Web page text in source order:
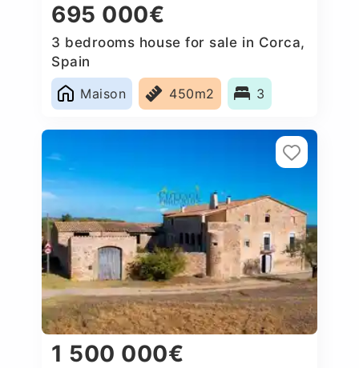
695 000€
3 bedrooms house for sale in Corca,
Spain
Maison
450m2 3
1 500 000€